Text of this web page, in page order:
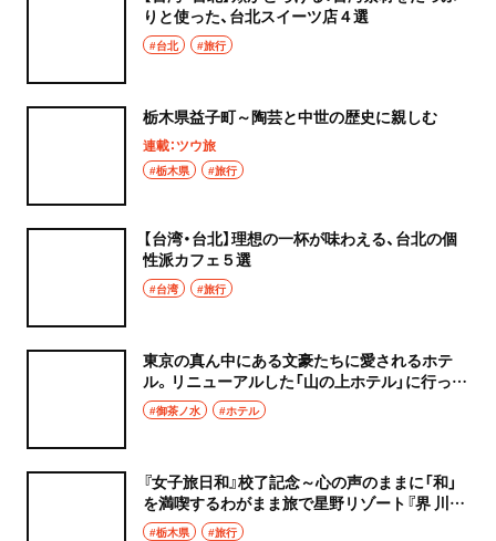
りと使った、台北スイーツ店４選
#台北 #旅行
栃木県益子町～陶芸と中世の歴史に親しむ
連載：ツウ旅
#栃木県 #旅行
【台湾・台北】理想の一杯が味わえる、台北の個
性派カフェ５選
#台湾 #旅行
東京の真ん中にある文豪たちに愛されるホテ
ル。リニューアルした「山の上ホテル」に行って
みた！
#御茶ノ水 #ホテル
『女子旅日和』校了記念～心の声のままに「和」
を満喫するわがまま旅で星野リゾート『界 川
治』へ
#栃木県 #旅行